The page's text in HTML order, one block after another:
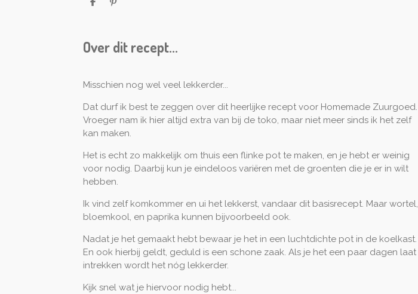
D
P
n
Over dit recept...
Misschien nog wel veel lekkerder...
Dat durf ik best te zeggen over dit heerlijke recept voor Homemade Zuurgoed.
Vroeger nam ik hier altijd extra van bij de toko, maar niet meer sinds ik het zelf
kan maken.
Het is echt zo makkelijk om thuis een flinke pot te maken, en je hebt er weinig
voor nodig. Daarbij kun je eindeloos variëren met de groenten die je er in wilt
hebben.
Ik vind zelf komkommer en ui het lekkerst, vandaar dit basisrecept. Maar wortel,
bloemkool, en paprika kunnen bijvoorbeeld ook.
Nadat je het gemaakt hebt bewaar je het in een luchtdichte pot in de koelkast.
En ook hierbij geldt, geduld is een schone zaak. Als je het een paar dagen laat
intrekken wordt het nóg lekkerder.
Kijk snel wat je hiervoor nodig hebt...